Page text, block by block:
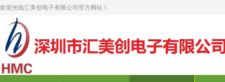
欢迎光临汇美创电子有限公司官方网站！